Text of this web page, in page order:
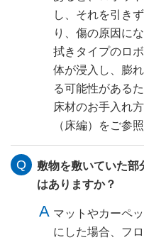
し、それを引き
り、傷の原因に
拭きタイプのロ
体が浸入し、膨
る可能性がある
床材のお手入れ
（床編）をご参
敷物を敷いていた部
はありますか？
マットやカーペ
にした場合、フ